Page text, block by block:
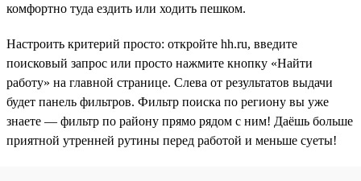
комфортно туда ездить или ходить пешком.
Настроить критерий просто: откройте hh.ru, введите
поисковый запрос или просто нажмите кнопку «Найти
работу» на главной странице. Слева от результатов выдачи
будет панель фильтров. Фильтр поиска по региону вы уже
знаете — фильтр по району прямо рядом с ним! Даёшь больше
приятной утренней рутины перед работой и меньше суеты!